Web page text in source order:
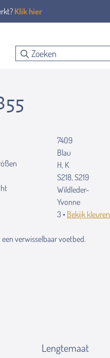
Klik hier
7409
Blau
H, K
S218, S219
Wildleder-
Yvonne
3 • Bekijk kleuren
verwisselbaar voetbed.
Lengtemaat